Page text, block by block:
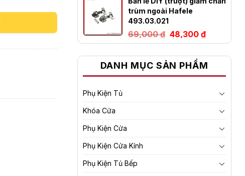
trùm ngoài Hafele
493.03.021
69,000₫ Giá
gốc
69,000 ₫.
48,300₫Giá
hiện
là:
48,300 ₫.
DANH MỤC SẢN PHẨM
Phụ Kiện Tủ
Khóa Cửa
Phụ Kiện Cửa
Phụ Kiện Cửa Kính
Phụ Kiện Tủ Bếp